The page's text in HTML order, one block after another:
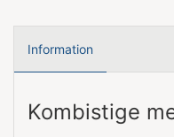
Information
Kombistige